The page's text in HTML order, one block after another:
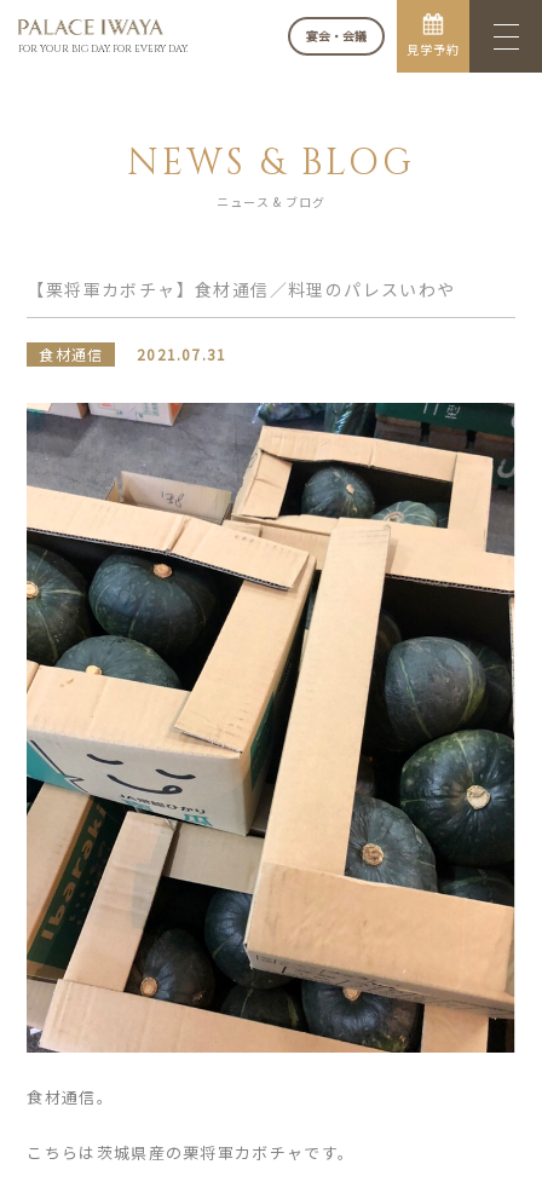
FOR YOUR BIG DAY. FOR EVERY DAY.
宴会・会議
見学予約
NEWS & BLOG
ニュース & ブログ
【栗将軍カボチャ】食材通信／料理のパレスいわや
食材通信 2021.07.31
食材通信。
こちらは茨城県産の栗将軍カボチャです。